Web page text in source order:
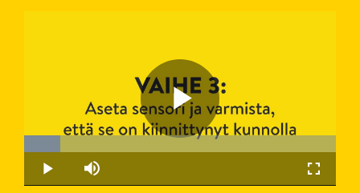
Play
Play Mute
11.48%